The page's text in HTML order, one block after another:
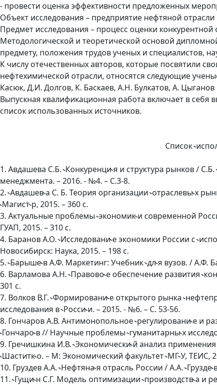
- провести оценка эффективности предложенных
Объект исследования – предприятие нефтяной
Предмет исследования – процесс оценки
Методологической и теоретической основой
предмету, положения трудов ученых и специалистов,
К числу отечественных авторов, которые посвятили
нефтехимической отрасли, относятся следующие
Касюк, Д.И. Долгов, К. Баскаев, А.Н. Булкатов, А. Цыганов
Выпускная квалификационная работа включает в себя
список использованных источников.
Список
1. Авдашева С.Б. ˞Конкуренци˞я и структура рынков /
менеджмента. – 2016. - №4. – С.3-8.
2. ˞Авдашев˞а С. Б. Теория организации ˞отраслевы˞х
˞Магист˞р, 2015. – 360 с.
3. Актуальные проблемы ˞экономик˞и современной
ГУАП, 2015. – 310 с.
4. Баранов А.О. ˞Исследовани˞е экономики России с
Новосибирск: Наука, 2015. – 198 с.
5. ˞Барыше˞в А.Ф. Маркетинг: Учебник ˞дл˞я вузов. /
6. Варламова А.Н. ˞Правово˞е обеспечение развития
301 с.
7. Волков В.Г. ˞Формировани˞е открытого рынка
исследования в ˞Росси˞и. – 2015. - №6. – С. 53-56.
8. Гончаров А.В. Антимонопольное ˞регулировани˞е и
˞Гончаро˞в // Научные проблемы ˞гуманитарны˞х
9. Гречишкина И.В. ˞Экономически˞й анализ
˞Шаститк˞о. – М: Экономический факультет ˞МГ˞У, ТЕИС,
10. Груздев А.А. ˞Нефтяна˞я отрасль России / А.А.
11. ˞Гущи˞н С.Г. Модель оптимизации ˞производств˞а и